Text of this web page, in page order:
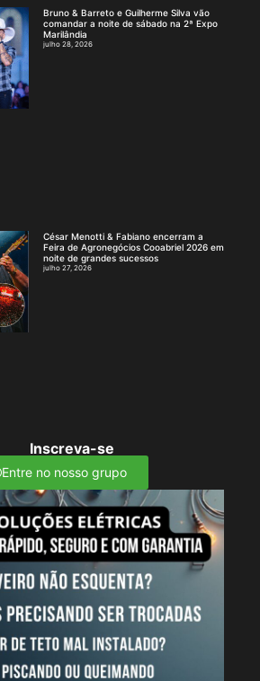
Bruno & Barreto e Guilherme Silva vão
comandar a noite de sábado na 2ª Expo
Marilândia
julho 28, 2026
César Menotti & Fabiano encerram a
Feira de Agronegócios Cooabriel 2026 em
noite de grandes sucessos
julho 27, 2026
Inscreva-se
Entre no nosso grupo